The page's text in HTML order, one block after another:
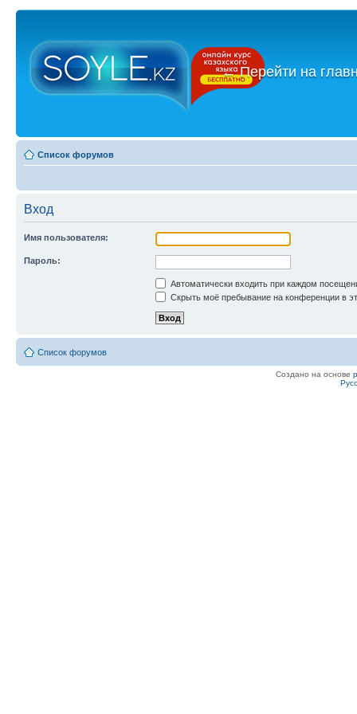
←Перейти на
Список форумов
Вход
Имя пользователя:
Пароль:
Автоматически входить при каждом
Скрыть моё пребывание на конференции в
Список форумов
Создано на основе